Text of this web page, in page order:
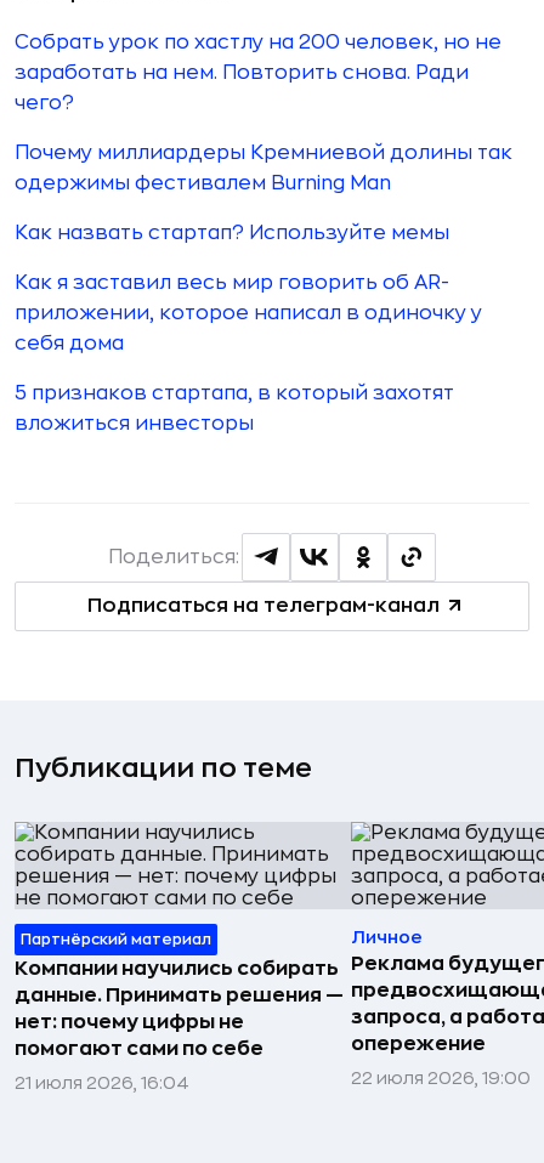
Собрать урок по хастлу на 200 человек, но не
заработать на нем. Повторить снова. Ради
чего?
Почему миллиардеры Кремниевой долины так
одержимы фестивалем Burning Man
Как назвать стартап? Используйте мемы
Как я заставил весь мир говорить об AR-
приложении, которое написал в одиночку у
себя дома
5 признаков стартапа, в который захотят
вложиться инвесторы
Подписаться на телеграм-канал
Поделиться:
Публикации по теме
Партнёрский материал
Компании научились собирать
данные. Принимать решения —
нет: почему цифры не
помогают сами по себе
21 июля 2026, 16:04
Личное
Реклама
запроса, а
опережение
22 июля 2026, 19:00